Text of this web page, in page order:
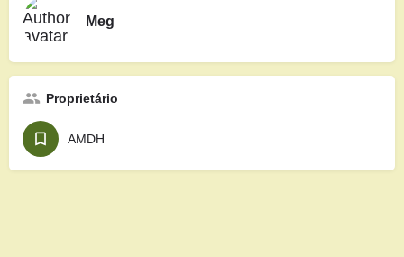
Meg
Proprietário
AMDH